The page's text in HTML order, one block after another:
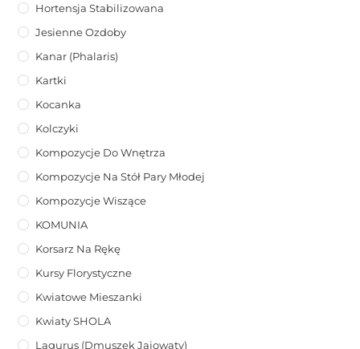
Hortensja Stabilizowana
Jesienne Ozdoby
Kanar (phalaris)
Kartki
Kocanka
Kolczyki
Kompozycje Do Wnętrza
Kompozycje Na Stół Pary Młodej
Kompozycje Wiszące
KOMUNIA
Korsarz Na Rękę
Kursy Florystyczne
Kwiatowe Mieszanki
Kwiaty SHOLA
Lagurus (dmuszek Jajowaty)